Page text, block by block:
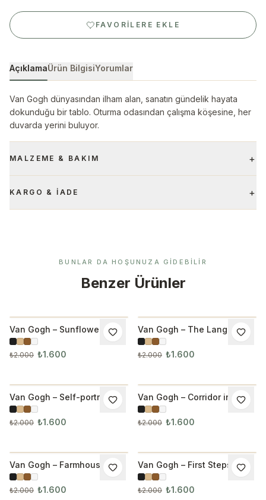
FAVORILERE EKLE
AçıklamaÜrün BilgisiYorumlar
Van Gogh dünyasından ilham alan, sanatın gündelik hayata
dokunduğu bir tablo. Oturma odasından çalışma köşesine, her
duvarda yerini buluyor.
MALZEME & BAKIM +
KARGO & İADE +
BUNLAR DA HOŞUNUZA GIDEBILIR
Benzer Ürünler
İNDIRIM
Van Gogh – Sunflowers
Tablo 1015
₺2.000 ₺1.600
İNDIRIM
Van Gogh – The Langlois
Bridge Tablo
₺2.000 ₺1.600
İNDIRIM
Van Gogh – Self-portrait
Tablo 1017
₺2.000 ₺1.600
İNDIRIM
Van Gogh – Corridor in the
Asylum Tablo
₺2.000 ₺1.600
İNDIRIM
Van Gogh – Farmhouse in
Provence Tablo
₺2.000 ₺1.600
İNDIRIM
Van Gogh – First Steps after
Millet Tablo
₺2.000 ₺1.600